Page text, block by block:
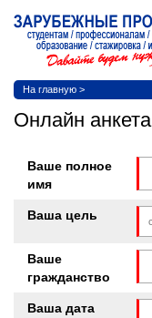
На главную >
Онлайн анкета
Ваше полное
имя
Ваша цель
Ваше
гражданство
Ваша дата